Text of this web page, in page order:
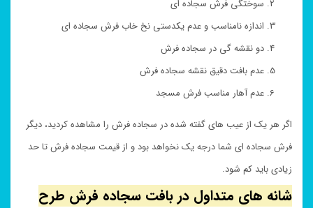
سوختگی فرش سجاده ای
اندازه نامناسب و عدم یکدستی نخ خاب فرش سجاده ای
دو نقشه گی در سجاده فرش
عدم بافت دقیق نقشه سجاده فرش
عدم آهار مناسب فرش مسجد
اگر هر یک از عیب های گفته شده در سجاده فرش را مشاهده کردید، دیگر
فرش سجاده ای شما درجه یک نخواهد بود و از قیمت سجاده فرش تا حد
زیادی باید کم شود.
شانه های متداول در بافت سجاده فرش طرح